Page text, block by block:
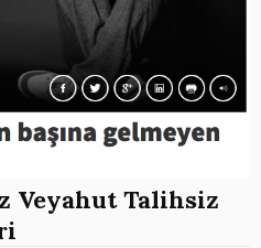
Veyahut Talihsiz